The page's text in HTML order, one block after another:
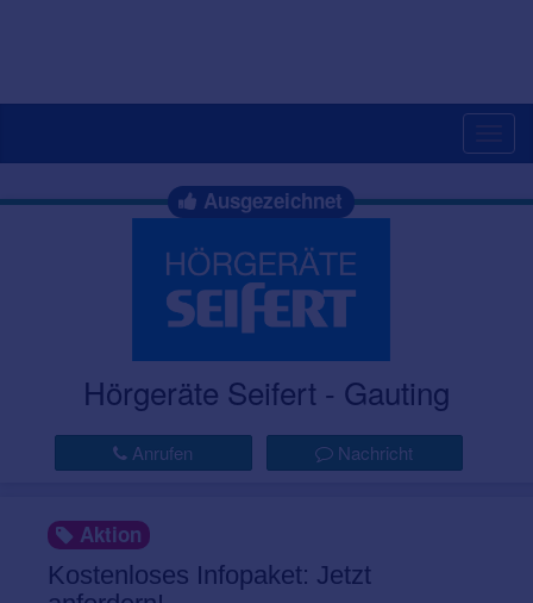
Ausgezeichnet
Hörgeräte Seifert - Gauting
Anrufen Nachricht
Aktion
Kostenloses Infopaket: Jetzt